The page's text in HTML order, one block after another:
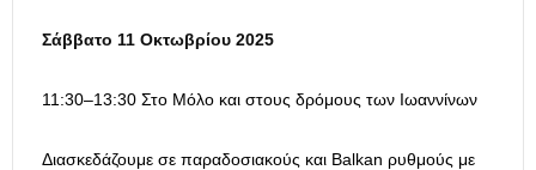
Σάββατο 11 Οκτωβρίου 2025
11:30–13:30 Στο Μόλο και στους δρόμους των Ιωαννίνων
Διασκεδάζουμε σε παραδοσιακούς και Balkan ρυθμούς με